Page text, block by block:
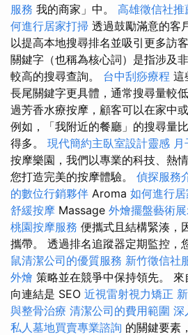
服務 我的商家」中。 高雄徵信社推
何進行居家打掃 透過鼓勵滿意的客
以提高本地搜尋排名並吸引更多訪客
關鍵字（也稱為核心詞）是指涉及
較高的搜尋查詢。 台中刮痧療程 這
長尾關鍵字更具體，通常搜尋量較低
過芳香水療按摩，顧客可以在家中
例如，「我附近的餐廳」的搜尋量
得多。 現代簡約主臥室設計靈感
按摩樂園，我們以專業的科技、熱
您打造完美的按摩體驗。 偵探服務
的數位行銷夥伴 Aroma 如何進行
舒緩按摩 Massage 外燴擺盤藝術
桃園按摩服務 便攜式且結構緊湊，
攜帶。 透過排名追蹤器定期監控，
鼠清潔公司的優質服務 新竹徵信社
外燴 策略並在競爭中保持領先。
向連結是 SEO 近視雷射視力矯正
與整骨治療 清潔公司的費用範圍 深
私人墓地買賣專業諮詢 的關鍵要素